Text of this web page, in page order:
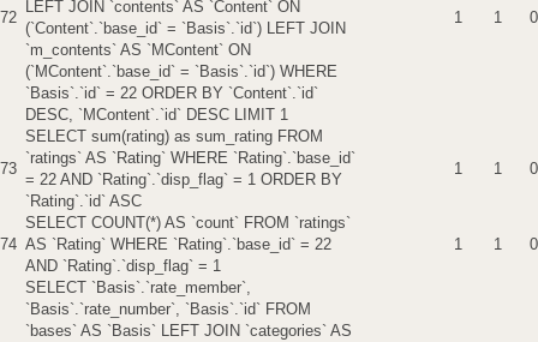
72
LEFT JOIN `contents` AS `Content` ON
(`Content`.`base_id` = `Basis`.`id`) LEFT JOIN
`m_contents` AS `MContent` ON
(`MContent`.`base_id` = `Basis`.`id`) WHERE
`Basis`.`id` = 22 ORDER BY `Content`.`id`
DESC, `MContent`.`id` DESC LIMIT 1
1 1 0
73
SELECT sum(rating) as sum_rating FROM
`ratings` AS `Rating` WHERE `Rating`.`base_id`
= 22 AND `Rating`.`disp_flag` = 1 ORDER BY
`Rating`.`id` ASC
1 1 0
74
SELECT COUNT(*) AS `count` FROM `ratings`
AS `Rating` WHERE `Rating`.`base_id` = 22
AND `Rating`.`disp_flag` = 1
1 1 0
SELECT `Basis`.`rate_member`,
`Basis`.`rate_number`, `Basis`.`id` FROM
`bases` AS `Basis` LEFT JOIN `categories` AS